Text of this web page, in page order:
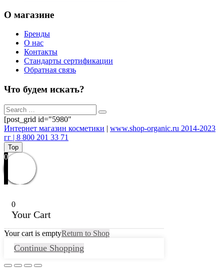
О магазине
Бренды
О нас
Контакты
Стандарты сертификации
Обратная связь
Что будем искать?
[post_grid id="5980"
Интернет магазин косметики | www.shop-organic.ru 2014-2023
гг | 8 800 201 33 71
Top
0
0
Your Cart
Your cart is emptyReturn to Shop
Continue Shopping